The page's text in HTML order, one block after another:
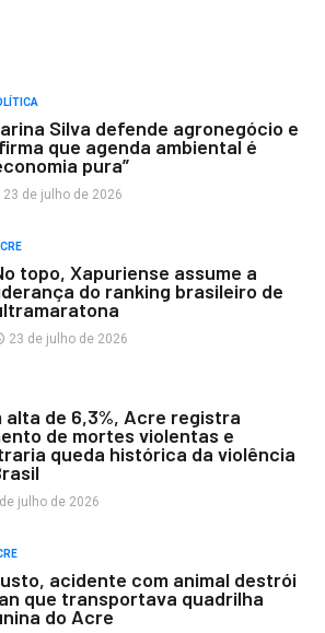
Silva defende agronegócio e
que agenda ambiental é
pura”
23 de julho de 2026
topo, Xapuriense assume a
do ranking brasileiro de
23 de julho de 2026
alta de 6,3%, Acre registra
de mortes violentas e
queda histórica da violência
julho de 2026
acidente com animal destrói
que transportava quadrilha
do Acre